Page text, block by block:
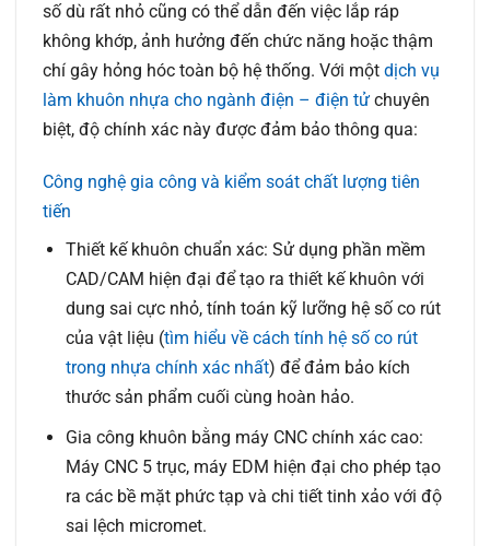
số dù rất nhỏ cũng có thể dẫn đến việc lắp ráp
không khớp, ảnh hưởng đến chức năng hoặc thậm
chí gây hỏng hóc toàn bộ hệ thống. Với một dịch vụ
làm khuôn nhựa cho ngành điện – điện tử chuyên
biệt, độ chính xác này được đảm bảo thông qua:
Công nghệ gia công và kiểm soát chất lượng tiên
tiến
Thiết kế khuôn chuẩn xác: Sử dụng phần mềm
CAD/CAM hiện đại để tạo ra thiết kế khuôn với
dung sai cực nhỏ, tính toán kỹ lưỡng hệ số co rút
của vật liệu (tìm hiểu về cách tính hệ số co rút
trong nhựa chính xác nhất) để đảm bảo kích
thước sản phẩm cuối cùng hoàn hảo.
Gia công khuôn bằng máy CNC chính xác cao:
Máy CNC 5 trục, máy EDM hiện đại cho phép tạo
ra các bề mặt phức tạp và chi tiết tinh xảo với độ
sai lệch micromet.